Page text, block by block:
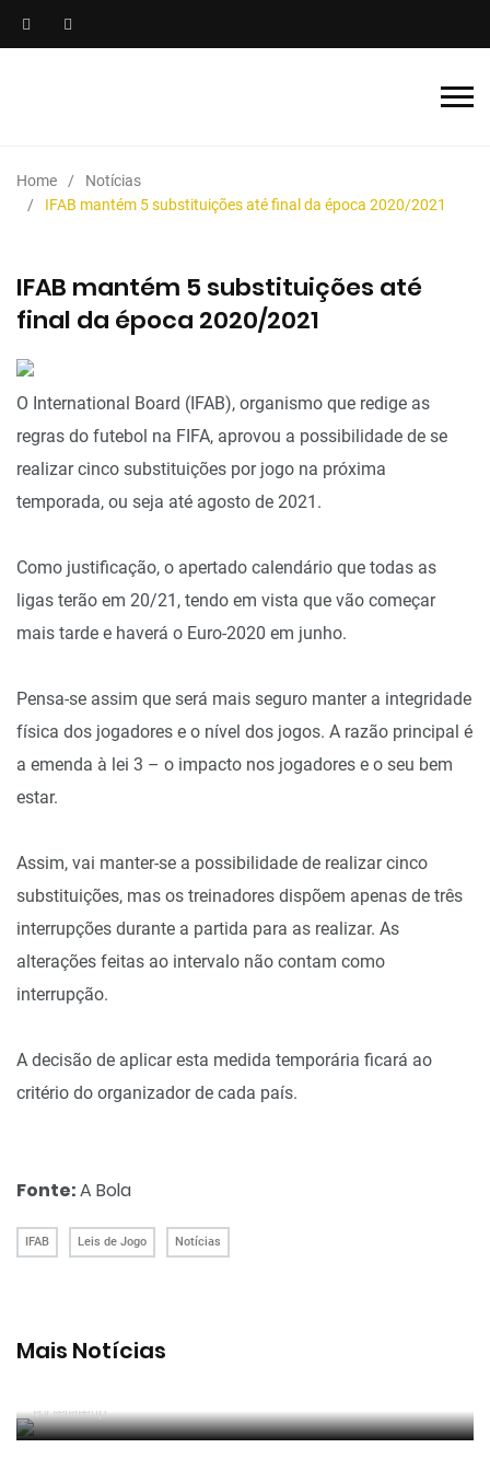
Home
Notícias
IFAB mantém 5 substituições até final da época 2020/2021
IFAB mantém 5 substituições até
final da época 2020/2021
O International Board (IFAB), organismo que redige as
regras do futebol na FIFA, aprovou a possibilidade de se
realizar cinco substituições por jogo na próxima
temporada, ou seja até agosto de 2021.
Como justificação, o apertado calendário que todas as
ligas terão em 20/21, tendo em vista que vão começar
mais tarde e haverá o Euro-2020 em junho.
Pensa-se assim que será mais seguro manter a integridade
física dos jogadores e o nível dos jogos. A razão principal é
a emenda à lei 3 – o impacto nos jogadores e o seu bem
estar.
Assim, vai manter-se a possibilidade de realizar cinco
substituições, mas os treinadores dispõem apenas de três
interrupções durante a partida para as realizar. As
alterações feitas ao intervalo não contam como
interrupção.
A decisão de aplicar esta medida temporária ficará ao
critério do organizador de cada país.
Fonte:A Bola
IFAB Leis de Jogo Notícias
Mais Notícias
Por RefereeTip
João Pinheiro nomeado pela FIFA para o Mundial